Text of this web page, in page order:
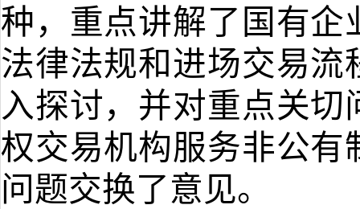
种，重点讲解了国有
法律法规和进场交易
入探讨，并对重点关
权交易机构服务非公
问题交换了意见。